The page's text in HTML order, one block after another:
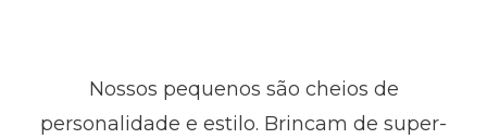
Nossos pequenos são cheios de
personalidade e estilo. Brincam de super-